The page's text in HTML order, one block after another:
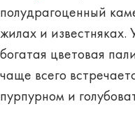
полудрагоценный
жилах и известняках.
богатая цветовая
чаще всего
пурпурном и